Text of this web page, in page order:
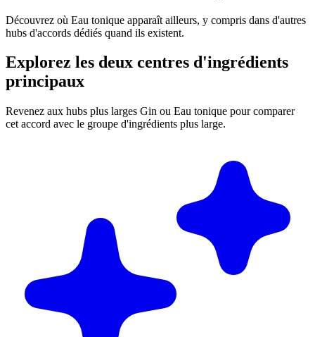
Découvrez où Eau tonique apparaît ailleurs, y compris dans d'autres
hubs d'accords dédiés quand ils existent.
Explorez les deux centres d'ingrédients
principaux
Revenez aux hubs plus larges Gin ou Eau tonique pour comparer
cet accord avec le groupe d'ingrédients plus large.